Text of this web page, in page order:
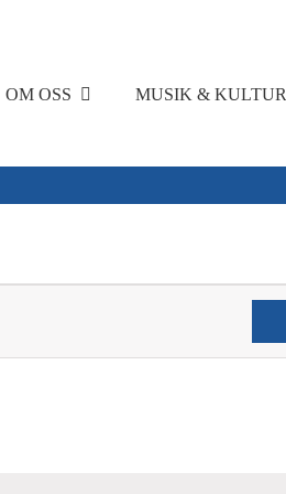
OM OSS MUSIK & KULTUR